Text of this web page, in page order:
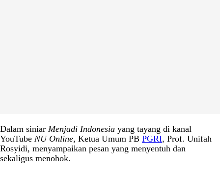
Dalam siniar Menjadi Indonesia yang tayang di kanal
YouTube NU Online, Ketua Umum PB PGRI, Prof. Unifah
Rosyidi, menyampaikan pesan yang menyentuh dan
sekaligus menohok.